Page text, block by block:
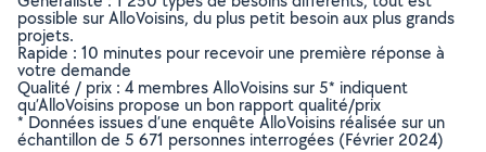
possible sur AlloVoisins, du plus petit besoin aux plus grands
projets.
Rapide : 10 minutes pour recevoir une première réponse à
votre demande
Qualité / prix : 4 membres AlloVoisins sur 5* indiquent
qu’AlloVoisins propose un bon rapport qualité/prix
* Données issues d’une enquête AlloVoisins réalisée sur un
échantillon de 5 671 personnes interrogées (Février 2024)